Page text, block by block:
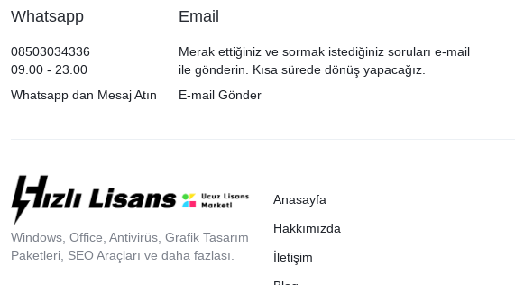
Whatsapp
08503034336
09.00 - 23.00
Whatsapp dan Mesaj Atın
Email
Merak ettiğiniz ve sormak istediğiniz soruları e-mail
ile gönderin. Kısa sürede dönüş yapacağız.
E-mail Gönder
Windows, Office, Antivirüs, Grafik Tasarım
Paketleri, SEO Araçları ve daha fazlası.
Anasayfa
Hakkımızda
İletişim